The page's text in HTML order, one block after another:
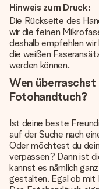
Hinweis zum Druck:
Die Rückseite des
wir die feinen
deshalb empfehlen
die weißen
werden können.
Wen
Fotohandtuch?
Ist deine beste
auf der Suche nach
Oder möchtest du
verpassen? Dann ist
kannst es nämlich
gestalten. Egal ob mit